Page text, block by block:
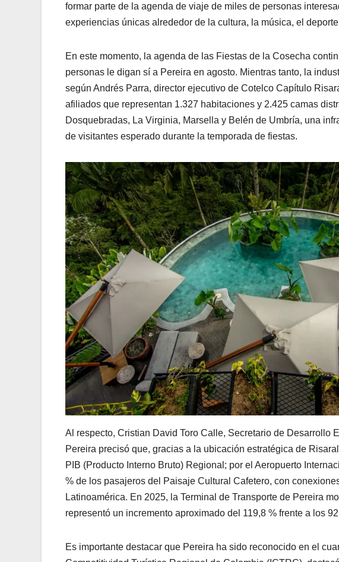
formar parte de la agenda de viaje de miles de personas
experiencias únicas alrededor de la cultura, la música, el
En este momento, la agenda de las Fiestas de la Cosecha
personas le digan sí a Pereira en agosto. Mientras tanto, la
según Andrés Parra, director ejecutivo de Cotelco Capítulo
afiliados que representan 1.327 habitaciones y 2.425 camas
Dosquebradas, La Virginia, Marsella y Belén de Umbría, una
de visitantes esperado durante la temporada de fiestas.
Al respecto, Cristian David Toro Calle, Secretario de Desarrollo
Pereira precisó que, gracias a la ubicación estratégica de
PIB (Producto Interno Bruto) Regional; por el Aeropuerto
% de los pasajeros del Paisaje Cultural Cafetero, con
Latinoamérica. En 2025, la Terminal de Transporte de Pereira
representó un incremento aproximado del 119,8 % frente a los
Es importante destacar que Pereira ha sido reconocido en el